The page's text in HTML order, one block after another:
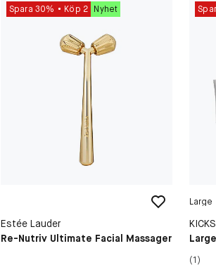
Spara 30% Köp 2 Nyhet
Estée Lauder
Re-Nutriv Ultimate Facial Massager
Large
(1)